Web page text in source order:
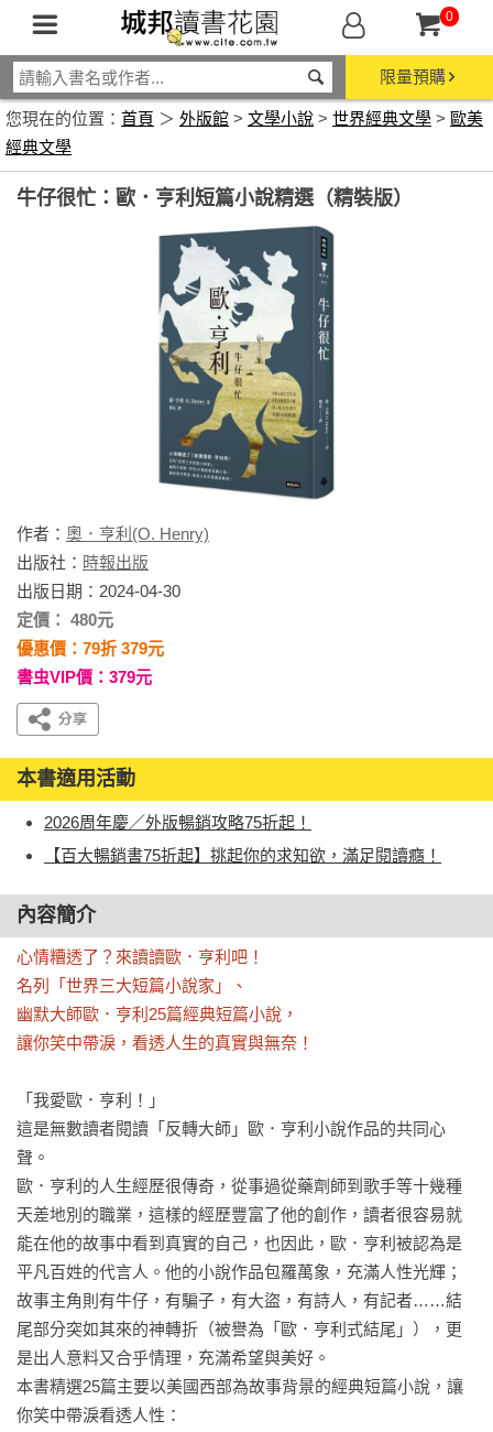
0
限量預購
您現在的位置： 首頁 ＞ 外版館 > 文學小說 > 世界經典文學 > 歐美
經典文學
牛仔很忙：歐．亨利短篇小說精選（精裝版）
作者： 奧．亨利(O. Henry)
出版社： 時報出版
出版日期：2024-04-30
定價： 480元
優惠價：79折 379元
書虫VIP價：379元
本書適用活動
2026周年慶／外版暢銷攻略75折起！
【百大暢銷書75折起】挑起你的求知欲，滿足閱讀癮！
內容簡介
心情糟透了？來讀讀歐．亨利吧！
名列「世界三大短篇小說家」、
幽默大師歐．亨利25篇經典短篇小說，
讓你笑中帶淚，看透人生的真實與無奈！
「我愛歐．亨利！」
這是無數讀者閱讀「反轉大師」歐．亨利小說作品的共同心
聲。
歐．亨利的人生經歷很傳奇，從事過從藥劑師到歌手等十幾種
天差地別的職業，這樣的經歷豐富了他的創作，讀者很容易就
能在他的故事中看到真實的自己，也因此，歐．亨利被認為是
平凡百姓的代言人。他的小說作品包羅萬象，充滿人性光輝；
故事主角則有牛仔，有騙子，有大盜，有詩人，有記者……結
尾部分突如其來的神轉折（被譽為「歐．亨利式結尾」），更
是出人意料又合乎情理，充滿希望與美好。
本書精選25篇主要以美國西部為故事背景的經典短篇小說，讓
你笑中帶淚看透人性：